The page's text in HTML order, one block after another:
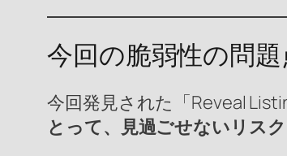
今回の脆弱性の問題
今回発見された「Reveal
とって、見過ごせないリスク